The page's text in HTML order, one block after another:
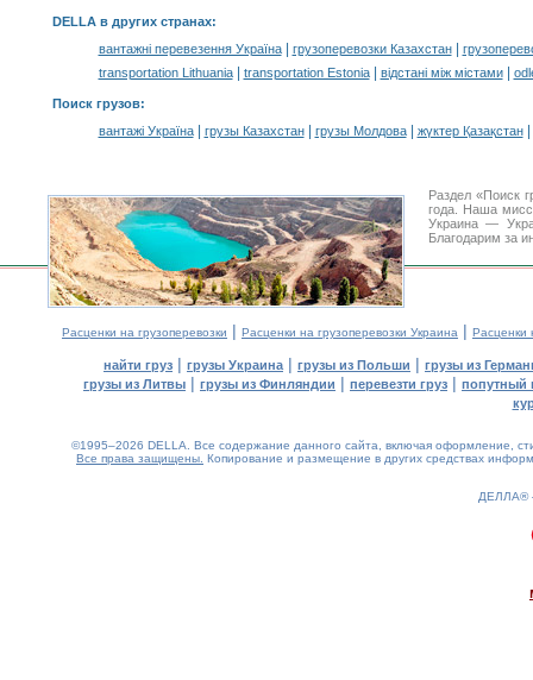
DELLA в других странах:
вантажні перевезення Україна| грузоперевозки Казахстан|
transportation Lithuania| transportation Estonia| відстані між містами|
Поиск грузов:
вантажі Україна| грузы Казахстан| грузы Молдова| жүктер Қазақстан|
Раздел «Поиск
года. Наша
Украина —
Благодарим за
Расценки на грузоперевозки | Расценки на грузоперевозки Украина | Расценки
найти груз | грузы Украина | грузы из Польши | грузы из
грузы из Литвы | грузы из Финляндии | перевезти груз | попутный
©1995–2026 DELLA. Все содержание данного сайта, включая оформление,
Все права защищены. Копирование и размещение в других средствах